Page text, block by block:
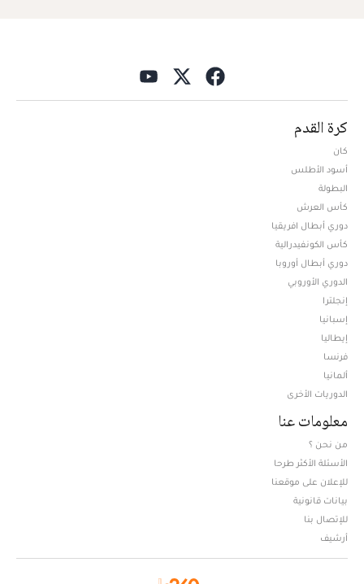
كرة القدم
كان
أسود الأطلس
البطولة
كأس العرش
دوري أبطال افريقيا
كأس الكونفيدرالية
دوري أبطال أوروبا
الدوري الأوروبي
إنجلترا
إسبانيا
إيطاليا
فرنسا
ألمانيا
الدوريات الأخرى
معلومات عنا
من نحن ؟
الأسئلة الأكثر طرحا
للإعلان على موقعنا
بيانات قانونية
للإتصال بنا
أرشيف